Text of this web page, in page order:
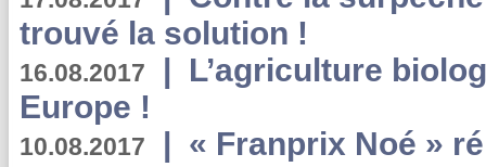
trouvé la solution !
16.08.2017 | L’agriculture
Europe !
10.08.2017 | « Franprix Noé »